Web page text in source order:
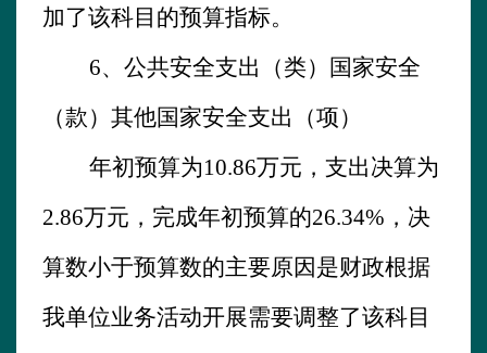
加了该科目的预算指标。
6、 公共安全支出（类）国家安全
（款）其他国家安全支出（项）
年初预算为10.86万元，支出决算为
2.86万元，完成年初预算的26.34%，决
算数小于预算数的主要原因是财政根据
我单位业务活动开展需要调整了该科目